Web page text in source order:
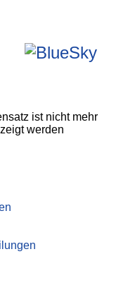
ist nicht mehr
werden